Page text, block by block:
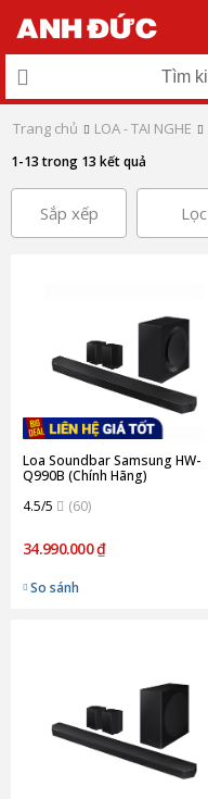
Trang chủ LOA - TAI NGHE
1-13 trong 13 kết quả
Sắp xếp Lọc
Loa Soundbar Samsung HW-
Q990B (Chính Hãng)
4.5/5
(60)
34.990.000 ₫
So sánh